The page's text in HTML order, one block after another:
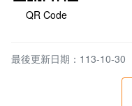
QR Code
最後更新日期：113-10-30